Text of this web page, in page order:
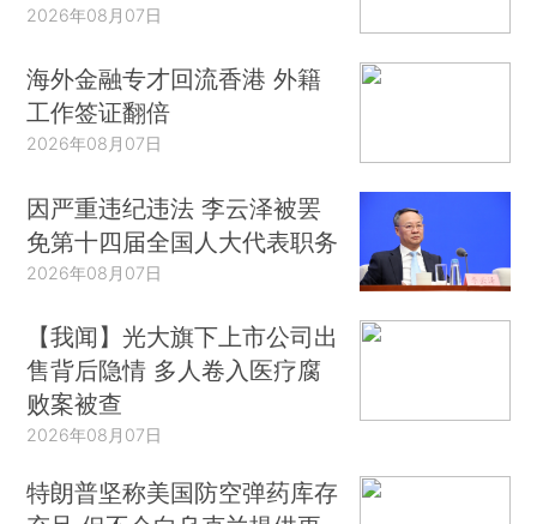
2026年08月07日
海外金融专才回流香港 外籍
工作签证翻倍
2026年08月07日
因严重违纪违法 李云泽被罢
免第十四届全国人大代表职务
2026年08月07日
【我闻】光大旗下上市公司出
售背后隐情 多人卷入医疗腐
败案被查
2026年08月07日
特朗普坚称美国防空弹药库存